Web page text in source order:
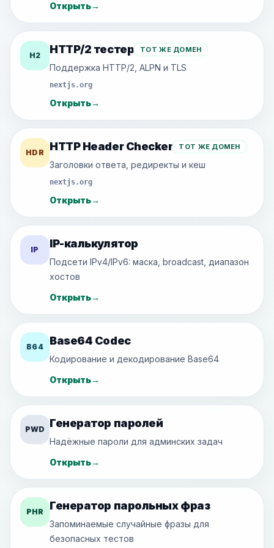
Открыть→
H2 HTTP/2 тестер ТОТ ЖЕ ДОМЕН
Поддержка HTTP/2, ALPN и TLS
nextjs.org
Открыть→
HDR HTTP Header Checker ТОТ ЖЕ ДОМЕН
Заголовки ответа, редиректы и кеш
nextjs.org
Открыть→
IP IP-калькулятор
Подсети IPv4/IPv6: маска, broadcast, диапазон
хостов
Открыть→
B64 Base64 Codec
Кодирование и декодирование Base64
Открыть→
PWD Генератор паролей
Надёжные пароли для админских задач
Открыть→
PHR Генератор парольных фраз
Запоминаемые случайные фразы для
безопасных тестов